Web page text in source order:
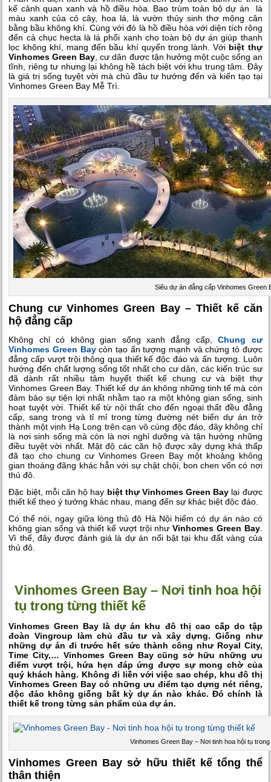
kế cảnh quan xanh và hồ điều hòa. Bao trùm toàn bộ dự án là
màu xanh của cỏ cây, hoa lá, là vườn thủy sinh thơ mộng cân
bằng bầu không khí. Cùng với đó là hồ điều hòa với diện tích rộng
đến cả chục hecta là lá phổi xanh cho toàn bộ dự án giúp thanh
lọc không khí, mang đến bầu khí quyển trong lành. Với biệt thự
Vinhomes Green Bay , cư dân được tận hưởng một cuộc sống an
tĩnh, riêng tư nhưng lại không hề tách biệt với khu trung tâm. Đây
là giá trị sống tuyệt vời mà chủ đầu tư hướng đến và kiến tạo tại
Vinhomes Green Bay Mễ Trì.
Siêu dự án đẳng cấp Vinhomes Green
Chung cư Vinhomes Green Bay – Thiết kế căn
hộ đẳng cấp
Không chỉ có không gian sống xanh đẳng cấp,Chung cư
Vinhomes Green Baycòn tạo ấn tượng mạnh và chứng tỏ được
đẳng cấp vượt trội thông qua thiết kế độc đáo và ấn tượng. Luôn
hướng đến chất lượng sống tốt nhất cho cư dân, các kiến trúc sư
đã dành rất nhiều tâm huyết thiết kế chung cư và biệt thự
Vinhomes Green Bay. Thiết kế dự án không những tinh tế mà còn
đảm bảo sự tiện lợi nhất nhằm tạo ra một không gian sống, sinh
hoạt tuyệt vời. Thiết kế từ nội thất cho đến ngoại thất đều đẳng
cấp, sang trọng và tỉ mỉ trong từng đường nét biến dự án trở
thành một vịnh Hạ Long trên cạn vô cùng độc đáo, đây không chỉ
là nơi sinh sống mà còn là nơi nghỉ dưỡng và tận hưởng những
điều tuyệt vời nhất. Mật độ các căn hộ được xây dựng khá thấp
đã tạo cho chung cư Vinhomes Green Bay một khoảng không
gian thoáng đãng khác hẳn với sự chật chội, bon chen vốn có nơi
thủ đô.
Đặc biệt, mỗi căn hộ hay biệt thự Vinhomes Green Bay lại được
thiết kế theo ý tưởng khác nhau, mang đến sự khác biệt độc đáo.
Có thể nói, ngay giữa lòng thủ đô Hà Nội hiếm có dự án nào có
không gian sống và thiết kế vượt trội nhưVinhomes Green Bay.
Vì thế, đây được đánh giá là dự án nổi bật tại khu đất vàng của
thủ đô.
Vinhomes Green Bay – Nơi tinh hoa hội
tụ trong từng thiết kế
Vinhomes Green Bay là dự án khu đô thị cao cấp do tập
đoàn Vingroup làm chủ đầu tư và xây dựng. Giống như
những dự án đi trước hết sức thành công như Royal City,
Time City,… Vinhomes Green Bay cũng sở hữu những ưu
điểm vượt trội, hứa hẹn đáp ứng được sự mong chờ của
quý khách hàng. Không đi liền với việc sao chép, khu đô thị
Vinhomes Green Bay có những ưu điểm tạo dựng nét riêng,
độc đáo không giống bất kỳ dự án nào khác. Đó chính là
thiết kế trong từng sản phẩm của dự án.
Vinhomes Green Bay – Nơi tinh hoa hội tụ
Vinhomes Green Bay sở hữu thiết kế tổng thể
thân thiện